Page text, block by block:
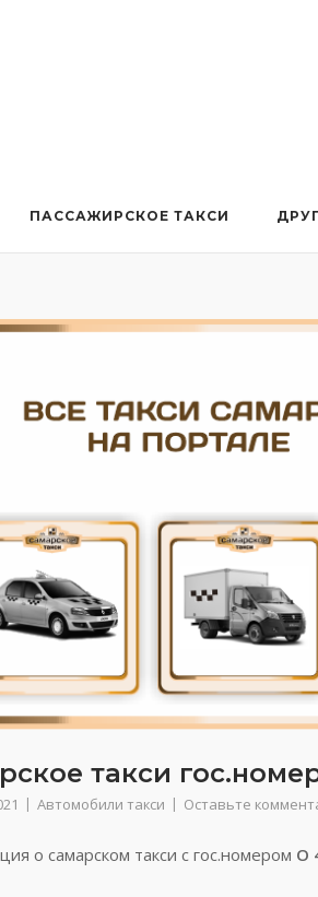
ПАССАЖИРСКОЕ ТАКСИ
такси
Автомобили такси Оставьте
о самарском такси с гос.номером О